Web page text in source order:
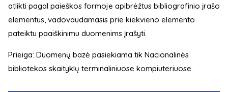
atlikti pagal paieškos formoje apibrėžtus bibliografinio įrašo
elementus, vadovaudamasis prie kiekvieno elemento
pateiktu paaiškinimu duomenims įrašyti.
Prieiga: Duomenų bazė pasiekiama tik Nacionalinės
bibliotekos skaityklų terminaliniuose kompiuteriuose.